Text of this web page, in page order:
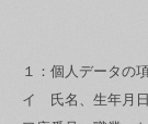
１：個人データの
イ 氏名、生年月